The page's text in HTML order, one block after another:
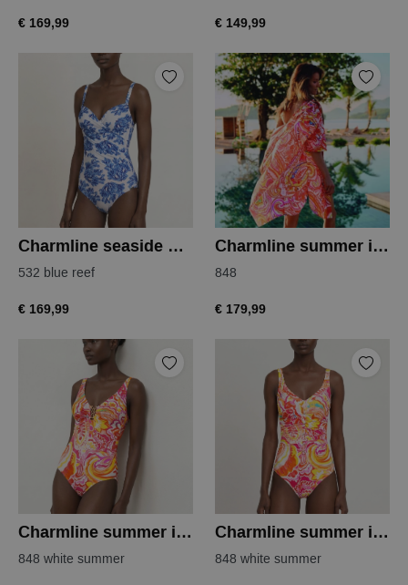
€ 169,99 € 149,99
Charmline seaside breeze badpak
532 blue reef
€ 169,99
Charmline summer infusion dress
848
€ 179,99
Charmline summer infusion badpak
848 white summer
Charmline summer infusion badpak
848 white summer